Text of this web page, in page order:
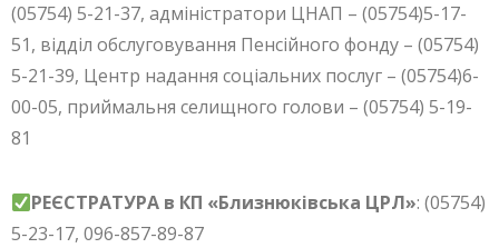
(05754) 5-21-37, адміністратори ЦНАП – (05754)5-17-
51, відділ обслуговування Пенсійного фонду – (05754)
5-21-39, Центр надання соціальних послуг – (05754)6-
00-05, приймальня селищного голови – (05754) 5-19-
81
РЕЄСТРАТУРА в КП «Близнюківська ЦРЛ»: (05754)
5-23-17, 096-857-89-87